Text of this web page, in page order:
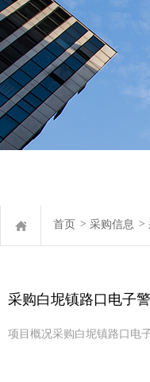
首页 > 采购信息 >
采购白坭镇路口电子
项目概况采购白坭镇路口电